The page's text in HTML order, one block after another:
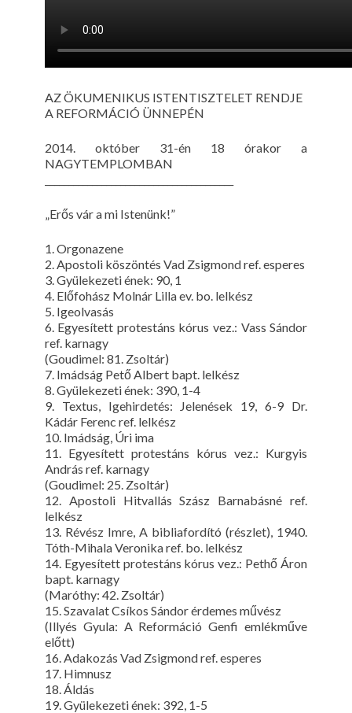
AZ ÖKUMENIKUS ISTENTISZTELET RENDJE
A REFORMÁCIÓ ÜNNEPÉN
2014. október 31-én 18 órakor a
NAGYTEMPLOMBAN
„Erős vár a mi Istenünk!”
1. Orgonazene
2. Apostoli köszöntés Vad Zsigmond ref. esperes
3. Gyülekezeti ének: 90, 1
4. Előfohász Molnár Lilla ev. bo. lelkész
5. Igeolvasás
6. Egyesített protestáns kórus vez.: Vass Sándor
ref. karnagy
(Goudimel: 81. Zsoltár)
7. Imádság Pető Albert bapt. lelkész
8. Gyülekezeti ének: 390, 1-4
9. Textus, Igehirdetés: Jelenések 19, 6-9 Dr.
Kádár Ferenc ref. lelkész
10. Imádság, Úri ima
11. Egyesített protestáns kórus vez.: Kurgyis
András ref. karnagy
(Goudimel: 25. Zsoltár)
12. Apostoli Hitvallás Szász Barnabásné ref.
lelkész
13. Révész Imre, A bibliafordító (részlet), 1940.
Tóth-Mihala Veronika ref. bo. lelkész
14. Egyesített protestáns kórus vez.: Pethő Áron
bapt. karnagy
(Maróthy: 42. Zsoltár)
15. Szavalat Csíkos Sándor érdemes művész
(Illyés Gyula: A Reformáció Genfi emlékműve
előtt)
16. Adakozás Vad Zsigmond ref. esperes
17. Himnusz
18. Áldás
19. Gyülekezeti ének: 392, 1-5